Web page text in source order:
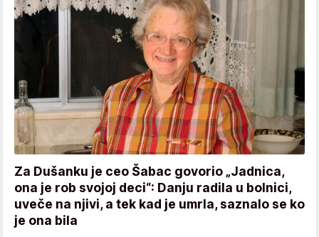
Za Dušanku je ceo Šabac govorio „Jadnica,
ona je rob svojoj deci“: Danju radila u bolnici,
uveče na njivi, a tek kad je umrla, saznalo se ko
je ona bila